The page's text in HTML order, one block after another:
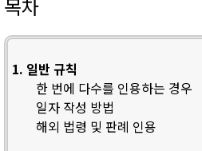
목차
1. 일반 규칙
한 번에 다수를 인용하는 경우
일자 작성 방법
해외 법령 및 판례 인용